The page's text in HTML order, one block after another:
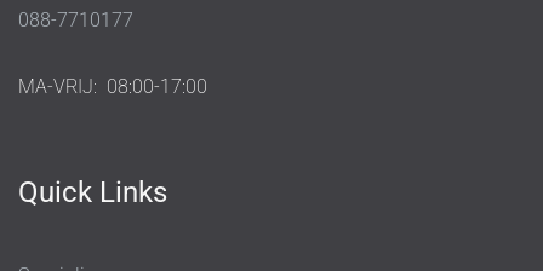
088-7710177
MA-VRIJ: 08:00-17:00
Quick Links